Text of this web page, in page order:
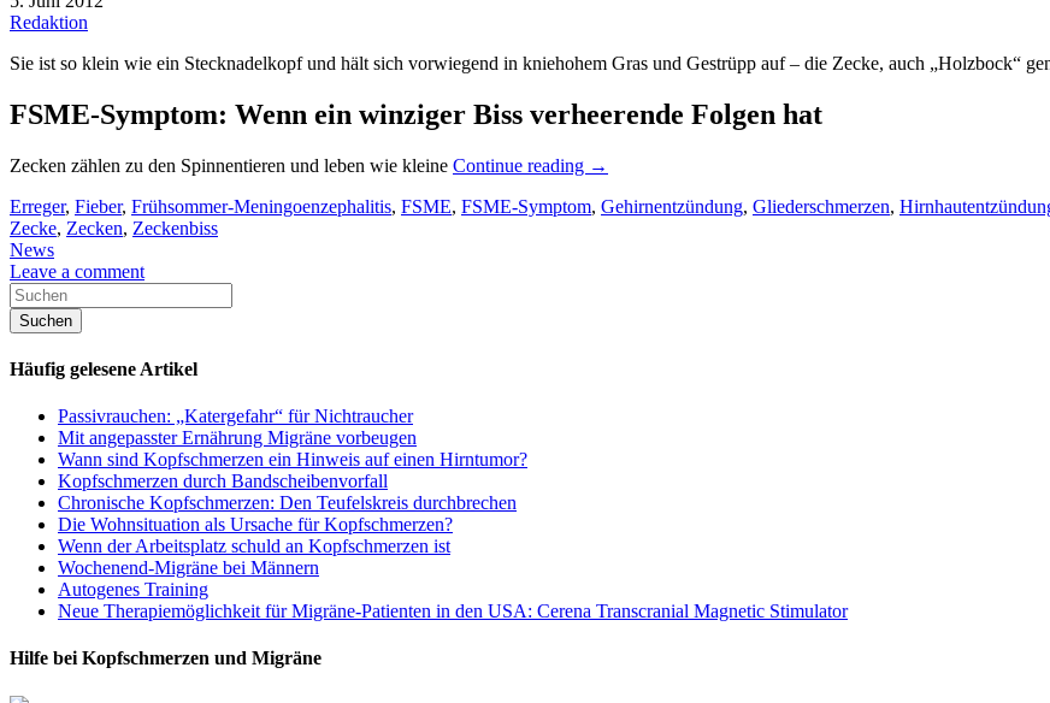
Redaktion
Sie ist so klein wie ein Stecknadelkopf und hält sich vorwiegend in kniehohem Gras und Gestrüpp auf – die Zecke, auch „Holzbock“
FSME-Symptom: Wenn ein winziger Biss verheerende Folgen hat
Zecken zählen zu den Spinnentieren und leben wie kleine Continue reading →
Erreger, Fieber, Frühsommer-Meningoenzephalitis, FSME, FSME-Symptom, Gehirnentzündung, Gliederschmerzen,
Zecke, Zecken, Zeckenbiss
News
Leave a comment
Häufig gelesene Artikel
Passivrauchen: „Katergefahr“ für Nichtraucher
Mit angepasster Ernährung Migräne vorbeugen
Wann sind Kopfschmerzen ein Hinweis auf einen Hirntumor?
Kopfschmerzen durch Bandscheibenvorfall
Chronische Kopfschmerzen: Den Teufelskreis durchbrechen
Die Wohnsituation als Ursache für Kopfschmerzen?
Wenn der Arbeitsplatz schuld an Kopfschmerzen ist
Wochenend-Migräne bei Männern
Autogenes Training
Neue Therapiemöglichkeit für Migräne-Patienten in den USA: Cerena Transcranial Magnetic Stimulator
Hilfe bei Kopfschmerzen und Migräne